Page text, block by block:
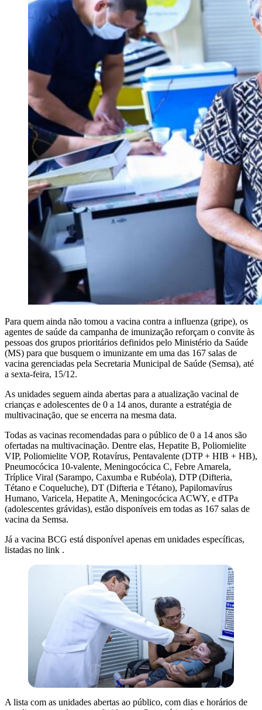
Para quem ainda não tomou a vacina contra a influenza (gripe), os
agentes de saúde da campanha de imunização reforçam o convite às
pessoas dos grupos prioritários definidos pelo Ministério da Saúde
(MS) para que busquem o imunizante em uma das 167 salas de
vacina gerenciadas pela Secretaria Municipal de Saúde (Semsa), até
a sexta-feira, 15/12.
As unidades seguem ainda abertas para a atualização vacinal de
crianças e adolescentes de 0 a 14 anos, durante a estratégia de
multivacinação, que se encerra na mesma data.
Todas as vacinas recomendadas para o público de 0 a 14 anos são
ofertadas na multivacinação. Dentre elas, Hepatite B, Poliomielite
VIP, Poliomielite VOP, Rotavírus, Pentavalente (DTP + HIB + HB),
Pneumocócica 10-valente, Meningocócica C, Febre Amarela,
Tríplice Viral (Sarampo, Caxumba e Rubéola), DTP (Difteria,
Tétano e Coqueluche), DT (Difteria e Tétano), Papilomavírus
Humano, Varicela, Hepatite A, Meningocócica ACWY, e dTPa
(adolescentes grávidas), estão disponíveis em todas as 167 salas de
vacina da Semsa.
Já a vacina BCG está disponível apenas em unidades específicas,
listadas no link .
A lista com as unidades abertas ao público, com dias e horários de